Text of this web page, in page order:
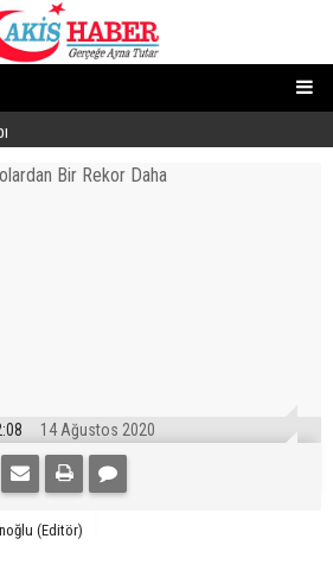
14 Ağustos 2020
(Editör)